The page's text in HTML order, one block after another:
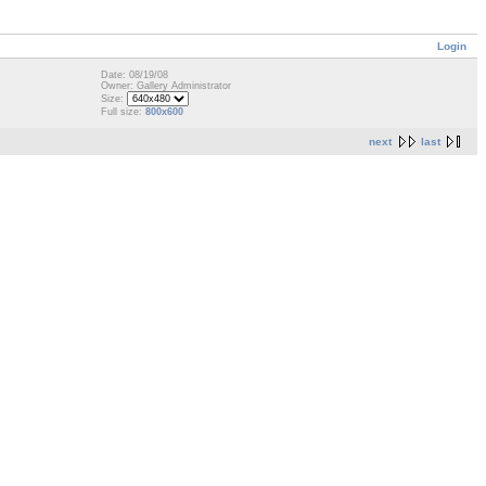
Login
Date: 08/19/08
Owner: Gallery Administrator
Size:
Full size: 800x600
next last